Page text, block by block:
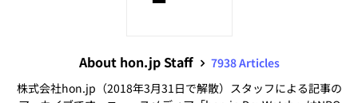
About hon.jp Staff
7938 Articles
株式会社hon.jp（2018年3月31日で解散）スタッフによる記事の